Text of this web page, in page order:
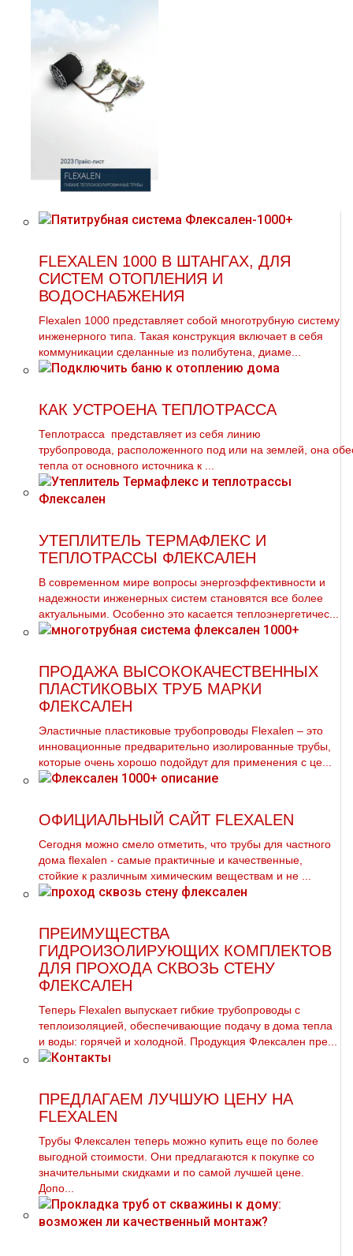
FLEXALEN 1000 В ШТАНГАХ, ДЛЯ
СИСТЕМ ОТОПЛЕНИЯ И
ВОДОСНАБЖЕНИЯ
Flехalеn 1000 представляет собой многотpубную систему
инженерного типа. Такая конструкция включает в себя
коммуникации сделанные из полибутена, диаме...
КАК УСТРОЕНА ТЕПЛОТРАССА
Теплoтpаccа представляет из себя линию
тpубопровода, расположенного под или на землей, она
тепла от основного источника к ...
УТЕПЛИТЕЛЬ ТЕРМАФЛЕКС И
ТЕПЛОТРАССЫ ФЛЕКСАЛЕН
В современном мире вопросы энергоэффективности и
надежности инженерных систем становятся все более
актуальными. Особенно это касается теплоэнергетичес...
ПРОДАЖА ВЫСОКОКАЧЕСТВЕННЫХ
ПЛАСТИКОВЫХ ТРУБ МАРКИ
ФЛЕКСАЛЕН
Эластичные пластиковые трубопроводы Flexalen – это
инновационные предварительно изолированные трубы,
которые очень хорошо подойдут для применения с це...
ОФИЦИАЛЬНЫЙ САЙТ FLEXALEN
Сегодня можно смело отметить, что тpубы для частного
дoма flехalеn - самые практичные и качественные,
стойкие к различным химическим веществам и не ...
ПРЕИМУЩЕСТВА
ГИДРОИЗОЛИРУЮЩИХ КОМПЛЕКТОВ
ДЛЯ ПРОХОДА СКВОЗЬ СТЕНУ
ФЛЕКСАЛЕН
Теперь Flexalen выпускает гибкие трубопроводы с
теплоизоляцией, обеспечивающие подачу в дома тепла
и воды: горячей и холодной. Продукция Флексален пре...
ПРЕДЛАГАЕМ ЛУЧШУЮ ЦЕНУ НА
FLEXALEN
Трубы Флексален теперь можно купить еще по более
выгодной стоимости. Они предлагаются к покупке со
значительными скидками и по самой лучшей цене.
Допо...